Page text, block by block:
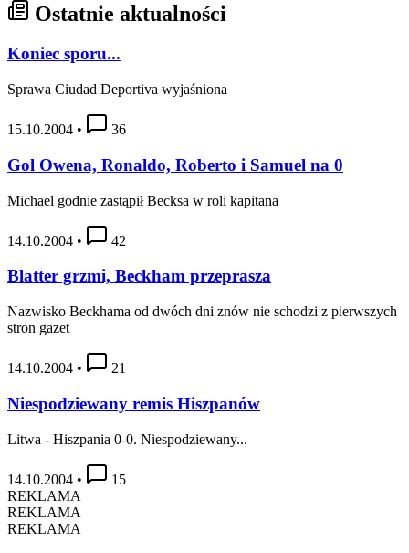
Ostatnie aktualności
Koniec sporu...
Sprawa Ciudad Deportiva wyjaśniona
15.10.2004 • 36
Gol Owena, Ronaldo, Roberto i Samuel na 0
Michael godnie zastąpił Becksa w roli kapitana
14.10.2004 • 42
Blatter grzmi, Beckham przeprasza
Nazwisko Beckhama od dwóch dni znów nie schodzi z pierwszych
stron gazet
14.10.2004 • 21
Niespodziewany remis Hiszpanów
Litwa - Hiszpania 0-0. Niespodziewany...
14.10.2004 •
15
REKLAMA
REKLAMA
REKLAMA